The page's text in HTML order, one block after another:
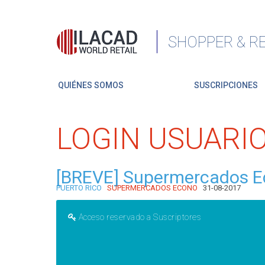
SHOPPER &
QUIÉNES SOMOS SUSCRIPCIONES
LOGIN
[BREVE] Supermercados
PUERTO RICO SUPERMERCADOS ECONO 31-08-2017
Acceso reservado a Suscriptores